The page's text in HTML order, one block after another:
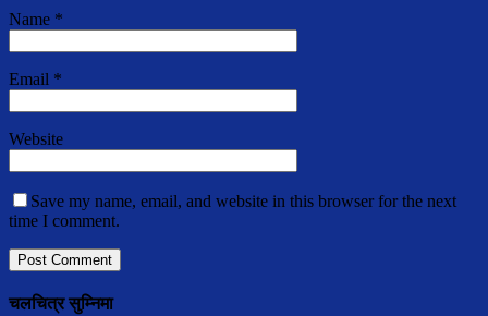
Name *
Email *
Website
Save my name, email, and website in this browser for the next
time I comment.
चलचित्र सुम्निमा